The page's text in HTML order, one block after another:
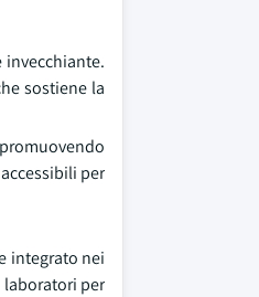
sostiene la
per
integrato nei
laboratori per